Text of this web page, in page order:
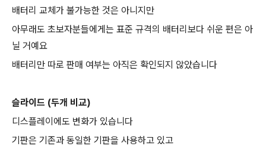
배터리 교체가 불가능한 것은 아니지만
아무래도 초보자분들에게는 표준 규격의 배터리보다 쉬운 편은 아
닐 거예요
배터리만 따로 판매 여부는 아직은 확인되지 않았습니다
슬라이드 (두개 비교)
디스플레이에도 변화가 있습니다
기판은 기존과 동일한 기판을 사용하고 있고